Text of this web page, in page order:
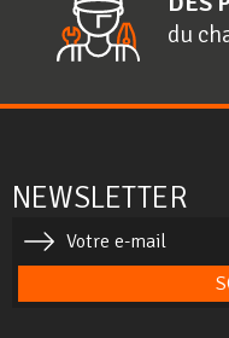
du
NEWSLETTER